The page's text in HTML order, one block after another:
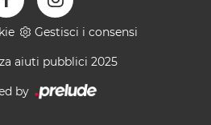
Gestisci i consensi
aiuti pubblici 2025
by